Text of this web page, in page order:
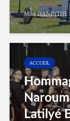
Mike DANINTHE
ACCUEIL
Latilyé